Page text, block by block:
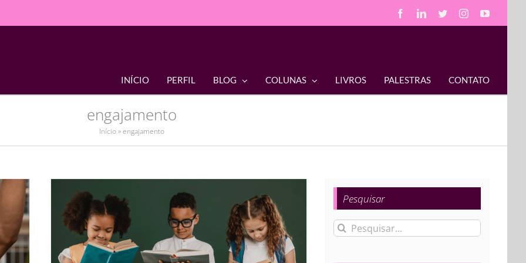
FacebookLinkedIn
TwitterInstagramYouTube
INÍCIO PERFIL BLOG COLUNAS LIVROS PALESTRAS CONTATO
engajamento
Início»engajamento
Pesquisar
Buscar